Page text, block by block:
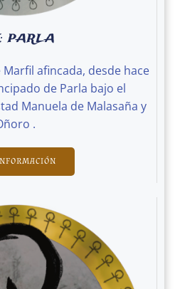
PARLA
afincada, desde hace
de Parla bajo el
Manuela de Malasaña y
.